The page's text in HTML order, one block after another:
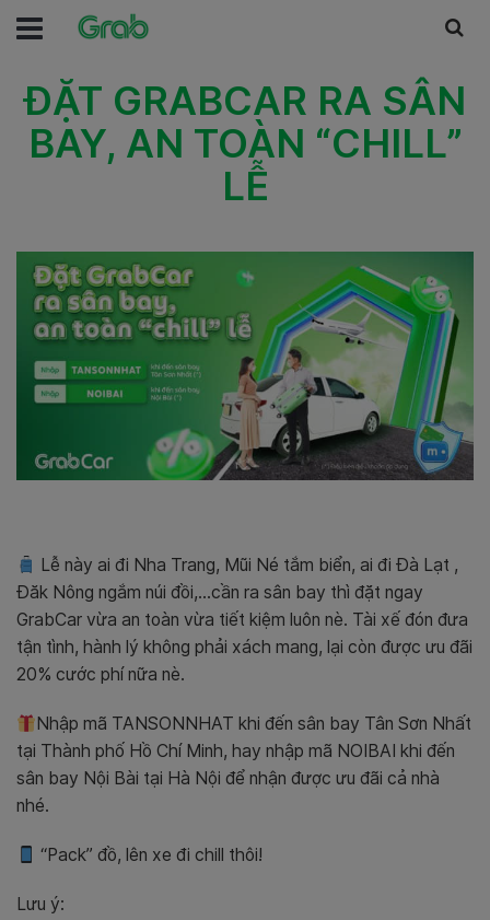
ĐẶT GRABCAR RA SÂN
BAY, AN TOÀN “CHILL”
LỄ
Lễ này ai đi Nha Trang, Mũi Né tắm biển, ai đi Đà Lạt ,
Đăk Nông ngắm núi đồi,…cần ra sân bay thì đặt ngay
GrabCar vừa an toàn vừa tiết kiệm luôn nè. Tài xế đón đưa
tận tình, hành lý không phải xách mang, lại còn được ưu đãi
20% cước phí nữa nè.
Nhập mã TANSONNHAT khi đến sân bay Tân Sơn Nhất
tại Thành phố Hồ Chí Minh, hay nhập mã NOIBAI khi đến
sân bay Nội Bài tại Hà Nội để nhận được ưu đãi cả nhà
nhé.
“Pack” đồ, lên xe đi chill thôi!
Lưu ý: